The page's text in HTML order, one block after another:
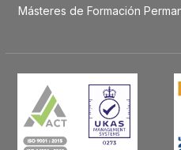
Másteres de Formación